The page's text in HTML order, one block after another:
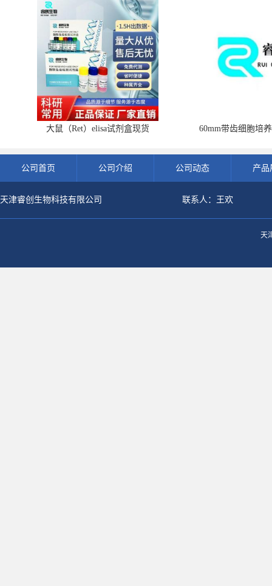
大鼠（Ret）elisa试剂盒现货 60mm带齿细胞培
公司首页 公司介绍 公司动态 产品
天津睿创生物科技有限公司 联系人：王欢
天